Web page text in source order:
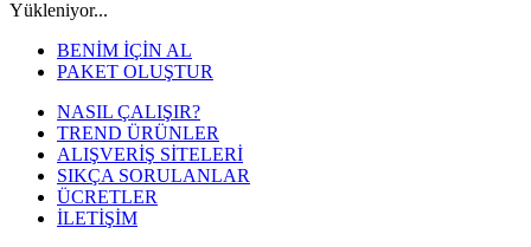
Yükleniyor...
BENİM İÇİN AL
PAKET OLUŞTUR
NASIL ÇALIŞIR?
TREND ÜRÜNLER
ALIŞVERİŞ SİTELERİ
SIKÇA SORULANLAR
ÜCRETLER
İLETİŞİM